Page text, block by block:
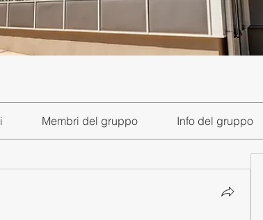
Membri del gruppo Info del gruppo